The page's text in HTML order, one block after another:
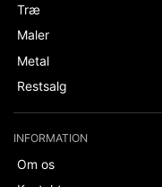
Træ
Maler
Metal
Restsalg
INFORMATION
Om os